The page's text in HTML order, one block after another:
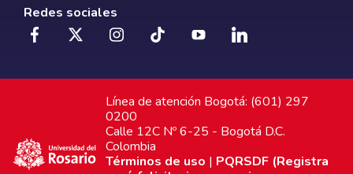
Redes sociales
Línea de atención Bogotá: (601) 297
0200
Calle 12C Nº 6-25 - Bogotá D.C.
Colombia
Términos de uso | PQRSDF (Registra